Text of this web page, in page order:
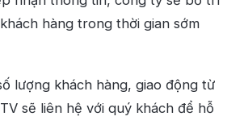
hàng trong thời gian sớm
lượng khách hàng, giao động từ
sẽ liên hệ với quý khách để hỗ